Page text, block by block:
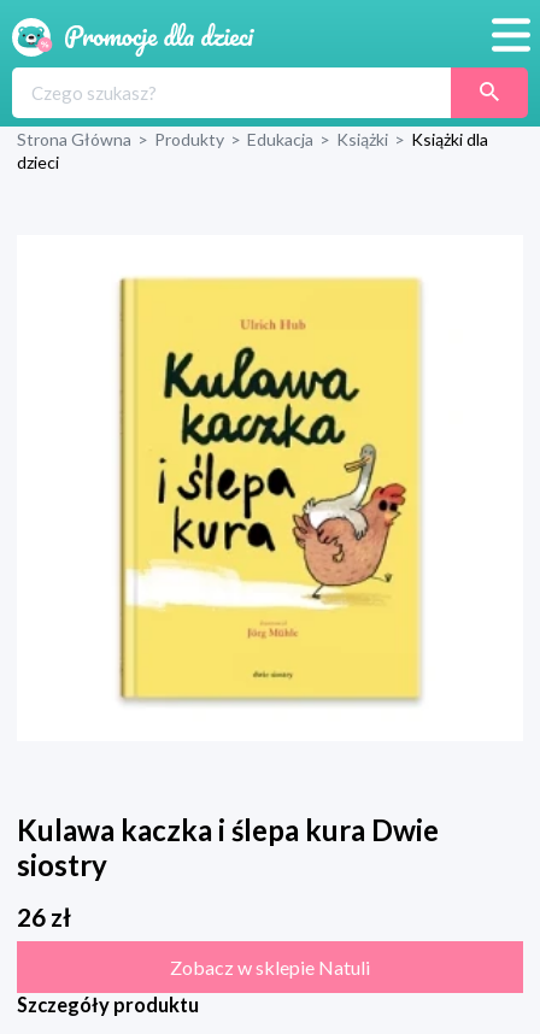
Produkty
Wyprawka
Strona Główna > Produkty > Edukacja > Książki > Książki dla
dzieci
Kulawa kaczka i ślepa kura Dwie
siostry
26 zł
Zobacz w sklepie Natuli
Szczegóły produktu